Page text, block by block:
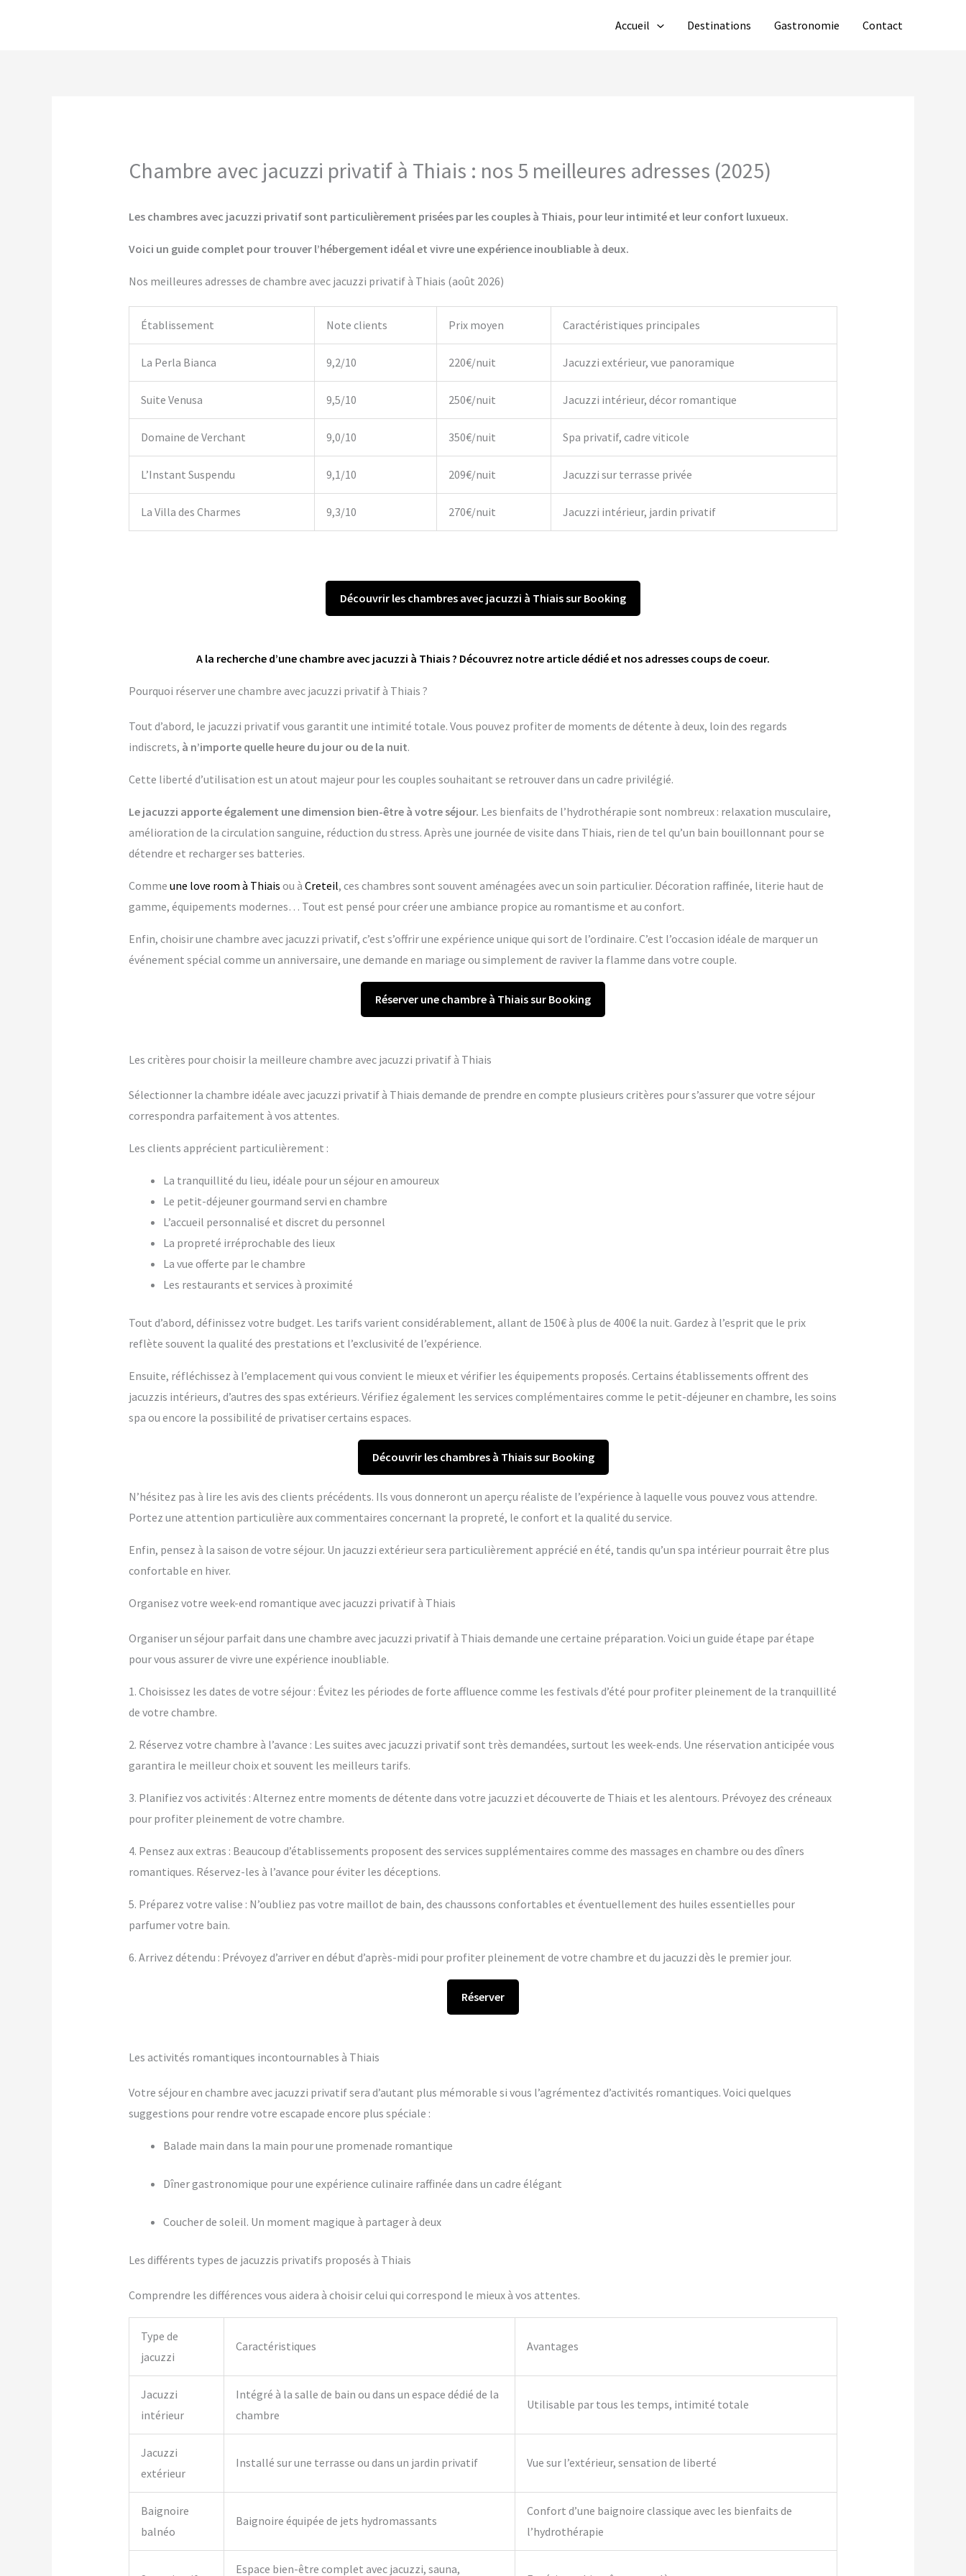
Accueil Destinations Gastronomie Contact
Chambre avec jacuzzi privatif à Thiais : nos 5 meilleures adresses (2025)
Les chambres avec jacuzzi privatif sont particulièrement prisées par les couples à Thiais, pour leur intimité et leur confort luxueux.
Voici un guide complet pour trouver l’hébergement idéal et vivre une expérience inoubliable à deux.
Nos meilleures adresses de chambre avec jacuzzi privatif à Thiais (août 2026)
Établissement Note clients Prix moyen Caractéristiques principales
La Perla Bianca 9,2/10 220€/nuit Jacuzzi extérieur, vue panoramique
Suite Venusa 9,5/10 250€/nuit Jacuzzi intérieur, décor romantique
Domaine de Verchant 9,0/10 350€/nuit Spa privatif, cadre viticole
L’Instant Suspendu 9,1/10 209€/nuit Jacuzzi sur terrasse privée
La Villa des Charmes 9,3/10 270€/nuit Jacuzzi intérieur, jardin privatif
Découvrir les chambres avec jacuzzi à Thiais sur Booking
A la recherche d’une chambre avec jacuzzi à Thiais ? Découvrez notre article dédié et nos adresses coups de coeur.
Pourquoi réserver une chambre avec jacuzzi privatif à Thiais ?
Tout d’abord, le jacuzzi privatif vous garantit une intimité totale. Vous pouvez profiter de moments de détente à deux, loin des regards
indiscrets, à n’importe quelle heure du jour ou de la nuit.
Cette liberté d’utilisation est un atout majeur pour les couples souhaitant se retrouver dans un cadre privilégié.
Le jacuzzi apporte également une dimension bien-être à votre séjour. Les bienfaits de l’hydrothérapie sont nombreux : relaxation musculaire,
amélioration de la circulation sanguine, réduction du stress. Après une journée de visite dans Thiais, rien de tel qu’un bain bouillonnant pour se
détendre et recharger ses batteries.
Comme une love room à Thiais ou à Creteil, ces chambres sont souvent aménagées avec un soin particulier. Décoration raffinée, literie haut de
gamme, équipements modernes… Tout est pensé pour créer une ambiance propice au romantisme et au confort.
Enfin, choisir une chambre avec jacuzzi privatif, c’est s’offrir une expérience unique qui sort de l’ordinaire. C’est l’occasion idéale de marquer un
événement spécial comme un anniversaire, une demande en mariage ou simplement de raviver la flamme dans votre couple.
Réserver une chambre à Thiais sur Booking
Les critères pour choisir la meilleure chambre avec jacuzzi privatif à Thiais
Sélectionner la chambre idéale avec jacuzzi privatif à Thiais demande de prendre en compte plusieurs critères pour s’assurer que votre séjour
correspondra parfaitement à vos attentes.
Les clients apprécient particulièrement :
La tranquillité du lieu, idéale pour un séjour en amoureux
Le petit-déjeuner gourmand servi en chambre
L’accueil personnalisé et discret du personnel
La propreté irréprochable des lieux
La vue offerte par le chambre
Les restaurants et services à proximité
Tout d’abord, définissez votre budget. Les tarifs varient considérablement, allant de 150€ à plus de 400€ la nuit. Gardez à l’esprit que le prix
reflète souvent la qualité des prestations et l’exclusivité de l’expérience.
Ensuite, réfléchissez à l’emplacement qui vous convient le mieux et vérifier les équipements proposés. Certains établissements offrent des
jacuzzis intérieurs, d’autres des spas extérieurs. Vérifiez également les services complémentaires comme le petit-déjeuner en chambre, les soins
spa ou encore la possibilité de privatiser certains espaces.
Découvrir les chambres à Thiais sur Booking
N’hésitez pas à lire les avis des clients précédents. Ils vous donneront un aperçu réaliste de l’expérience à laquelle vous pouvez vous attendre.
Portez une attention particulière aux commentaires concernant la propreté, le confort et la qualité du service.
Enfin, pensez à la saison de votre séjour. Un jacuzzi extérieur sera particulièrement apprécié en été, tandis qu’un spa intérieur pourrait être plus
confortable en hiver.
Organisez votre week-end romantique avec jacuzzi privatif à Thiais
Organiser un séjour parfait dans une chambre avec jacuzzi privatif à Thiais demande une certaine préparation. Voici un guide étape par étape
pour vous assurer de vivre une expérience inoubliable.
1. Choisissez les dates de votre séjour : Évitez les périodes de forte affluence comme les festivals d’été pour profiter pleinement de la tranquillité
de votre chambre.
2. Réservez votre chambre à l’avance : Les suites avec jacuzzi privatif sont très demandées, surtout les week-ends. Une réservation anticipée vous
garantira le meilleur choix et souvent les meilleurs tarifs.
3. Planifiez vos activités : Alternez entre moments de détente dans votre jacuzzi et découverte de Thiais et les alentours. Prévoyez des créneaux
pour profiter pleinement de votre chambre.
4. Pensez aux extras : Beaucoup d’établissements proposent des services supplémentaires comme des massages en chambre ou des dîners
romantiques. Réservez-les à l’avance pour éviter les déceptions.
5. Préparez votre valise : N’oubliez pas votre maillot de bain, des chaussons confortables et éventuellement des huiles essentielles pour
parfumer votre bain.
6. Arrivez détendu : Prévoyez d’arriver en début d’après-midi pour profiter pleinement de votre chambre et du jacuzzi dès le premier jour.
Réserver
Les activités romantiques incontournables à Thiais
Votre séjour en chambre avec jacuzzi privatif sera d’autant plus mémorable si vous l’agrémentez d’activités romantiques. Voici quelques
suggestions pour rendre votre escapade encore plus spéciale :
Balade main dans la main pour une promenade romantique
Dîner gastronomique pour une expérience culinaire raffinée dans un cadre élégant
Coucher de soleil. Un moment magique à partager à deux
Les différents types de jacuzzis privatifs proposés à Thiais
Comprendre les différences vous aidera à choisir celui qui correspond le mieux à vos attentes.
Type de
jacuzzi
Caractéristiques Avantages
Jacuzzi
intérieur
Intégré à la salle de bain ou dans un espace dédié de la
chambre
Utilisable par tous les temps, intimité totale
Jacuzzi
extérieur
Installé sur une terrasse ou dans un jardin privatif Vue sur l’extérieur, sensation de liberté
Baignoire
balnéo
Baignoire équipée de jets hydromassants
Confort d’une baignoire classique avec les bienfaits de
l’hydrothérapie
Espace bien-être complet avec jacuzzi, sauna,